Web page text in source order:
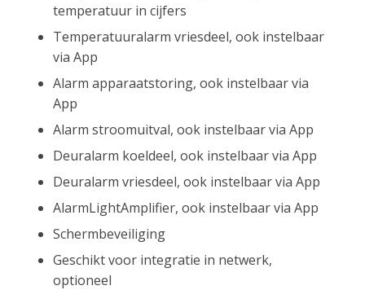
temperatuur in cijfers
Temperatuuralarm vriesdeel, ook instelbaar
via App
Alarm apparaatstoring, ook instelbaar via
App
Alarm stroomuitval, ook instelbaar via App
Deuralarm koeldeel, ook instelbaar via App
Deuralarm vriesdeel, ook instelbaar via App
AlarmLightAmplifier, ook instelbaar via App
Schermbeveiliging
Geschikt voor integratie in netwerk,
optioneel